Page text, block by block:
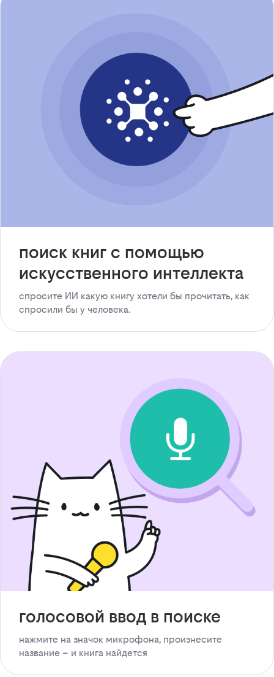
поиск книг с помощью
искусственного интеллекта
спросите ИИ какую книгу хотели бы прочитать, как
спросили бы у человека.
голосовой ввод в поиске
нажмите на значок микрофона, произнесите
название – и книга найдется